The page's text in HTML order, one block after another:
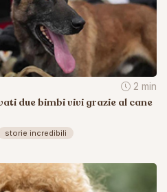
2 min
due bimbi vivi grazie al cane
storie incredibili